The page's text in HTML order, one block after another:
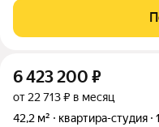
Благоустроенная
создадут все условия для
6 423 200 ₽
от 22 713 ₽ в месяц
42,2 м²
квартира-студия